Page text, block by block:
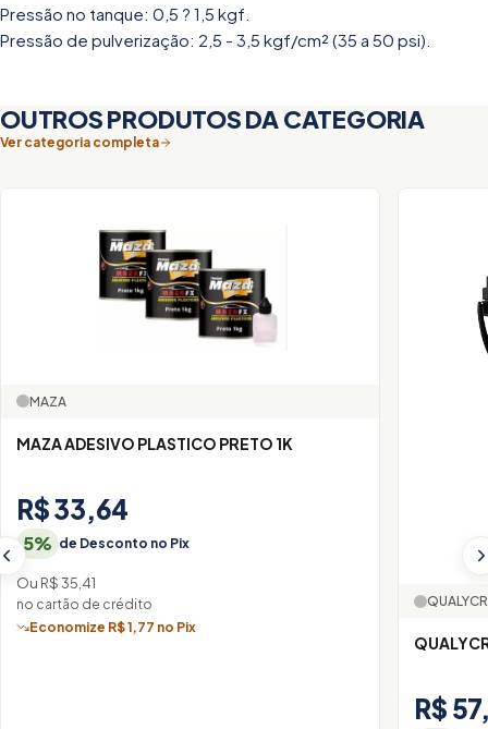
Pressão no tanque: 0,5 ? 1,5 kgf.
Pressão de pulverização: 2,5 - 3,5 kgf/cm² (35 a 50 psi).
OUTROS PRODUTOS DA CATEGORIA
Ver categoria completa
MAZA
MAZA ADESIVO PLASTICO PRETO 1K
R$ 33,64
5% de Desconto no Pix
Ou R$ 35,41
no cartão de crédito
Economize R$ 1,77 no Pix
R$